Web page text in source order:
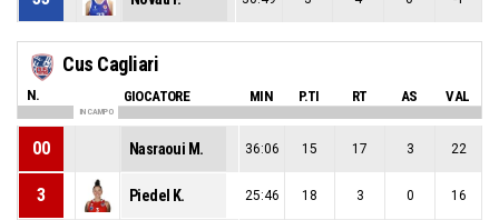
Cus Cagliari
N. GIOCATORE MIN P.TI RT AS VAL
IN CAMPO
00 Nasraoui M. 36:06 15 17 3 22
3 Piedel K. 25:46 18 3 0 16